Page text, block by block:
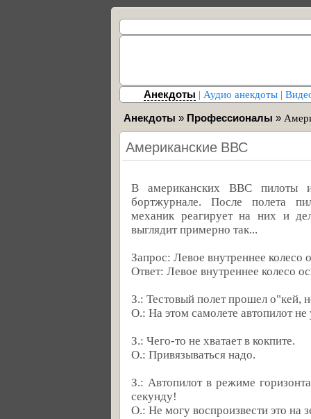
Анекдоты | Аудио анекдоты |
Анекдоты » Профессионалы »
Американские ВВС
В американских ВВС пилоты
бортжурнале. После полета
механик реагирует на них и
выглядит примерно так...
Запрос: Левое внутреннее колесо
Ответ: Левое внутреннее колесо
З.: Тестовый полет прошел о"кей,
О.: Hа этом самолете автопилот не
З.: Чего-то не хватает в кокпите.
О.: Привязываться надо.
З.: Автопилот в режиме
секунду!
О.: Hе могу воспроизвести это на